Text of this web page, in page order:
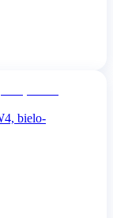
bielo-